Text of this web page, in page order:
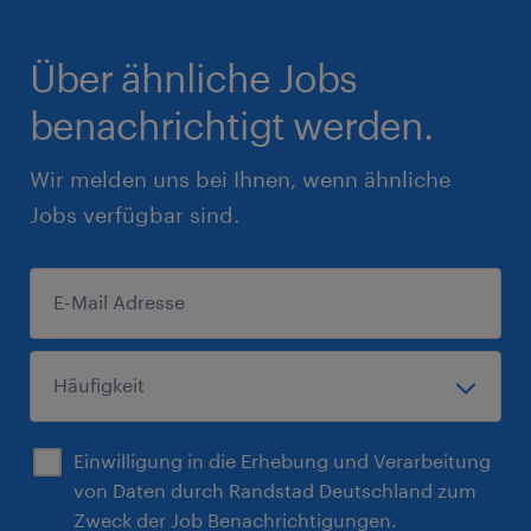
Über ähnliche Jobs
benachrichtigt werden.
Wir melden uns bei Ihnen, wenn ähnliche
Jobs verfügbar sind.
Einwilligung in die Erhebung und Verarbeitung
von Daten durch Randstad Deutschland zum
Zweck der Job Benachrichtigungen.